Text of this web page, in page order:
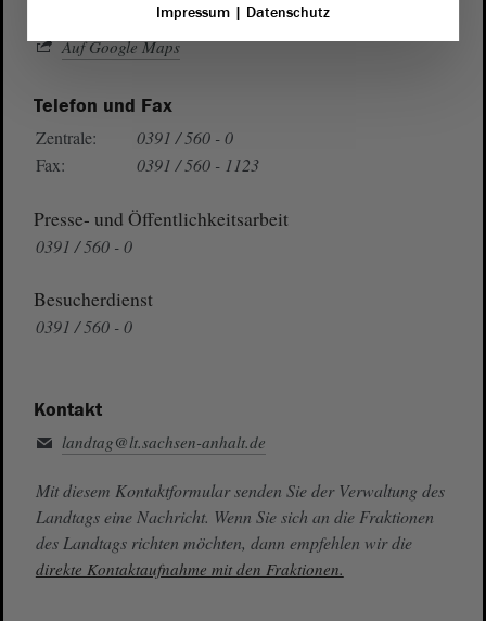
Wegbeschreibung
Auf Google Maps
Telefon und Fax
Zentrale:
0391 / 560 - 0
Fax:
0391 / 560 - 1123
Presse- und Öffentlichkeitsarbeit
0391 / 560 - 0
Besucherdienst
0391 / 560 - 0
Kontakt
landtag@lt.sachsen-anhalt.de
Mit diesem Kontaktformular senden Sie der Verwaltung des
Landtags eine Nachricht. Wenn Sie sich an die Fraktionen
des Landtags richten möchten, dann empfehlen wir die
direkte Kontaktaufnahme mit den Fraktionen.
Impressum| Datenschutz